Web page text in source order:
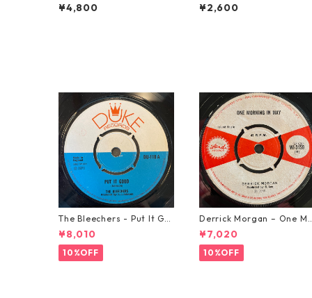
ire【7-21922】
¥4,800
reat【7-21861】
¥2,600
The Bleechers - Put It Go
od 【7-21637】
¥8,010
10%OFF
Derrick Morgan – One
rning In May【7-21653】
¥7,020
10%OFF